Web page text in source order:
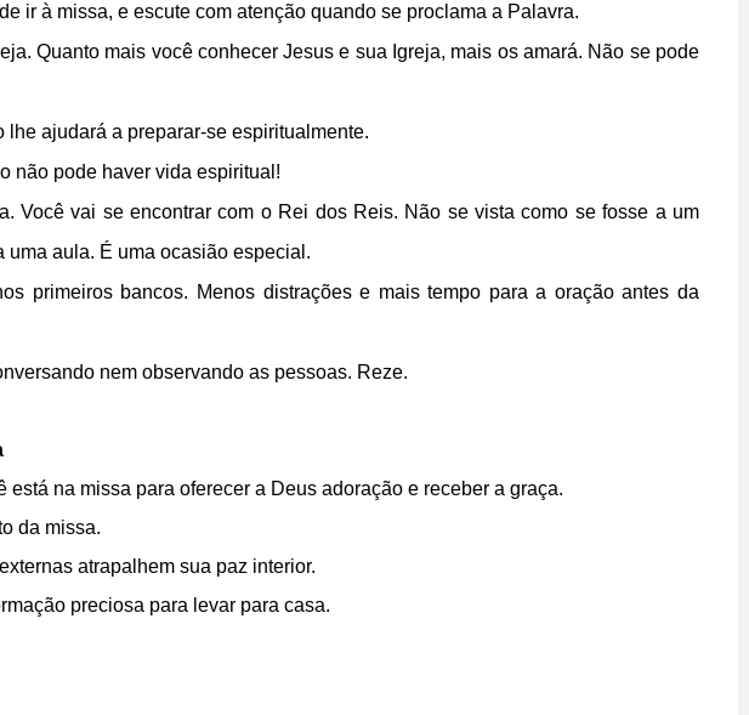
ir à missa, e escute com atenção quando se proclama a Palavra.
Quanto mais você conhecer Jesus e sua Igreja, mais os amará. Não se pode
lhe ajudará a preparar-se espiritualmente.
não pode haver vida espiritual!
Você vai se encontrar com o Rei dos Reis. Não se vista como se fosse a um
uma aula. É uma ocasião especial.
primeiros bancos. Menos distrações e mais tempo para a oração antes da
nem observando as pessoas. Reze.
está na missa para oferecer a Deus adoração e receber a graça.
da missa.
atrapalhem sua paz interior.
preciosa para levar para casa.